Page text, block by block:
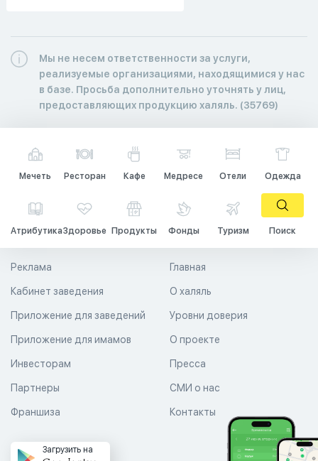
Мы не несем ответственности за услуги,
реализуемые организациями, находящимися у нас
в базе. Просьба дополнительно уточнять у лиц,
предоставляющих продукцию халяль. (35769)
Мечеть Ресторан Кафе Медресе Отели Одежда
АтрибутикаЗдоровье Продукты Фонды Туризм Поиск
Главная
О халяль
Уровни доверия
Реклама
Кабинет заведения
Приложение для заведений
Приложение для имамов О проекте
Пресса
СМИ о нас
Контакты
Инвесторам
Партнеры
Франшиза
Загрузить на